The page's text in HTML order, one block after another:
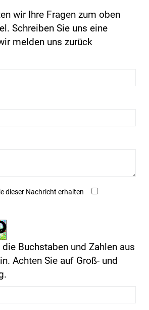
wir Ihre Fragen zum oben
Schreiben Sie uns eine
melden uns zurück
dieser Nachricht erhalten
Buchstaben und Zahlen aus
Achten Sie auf Groß- und